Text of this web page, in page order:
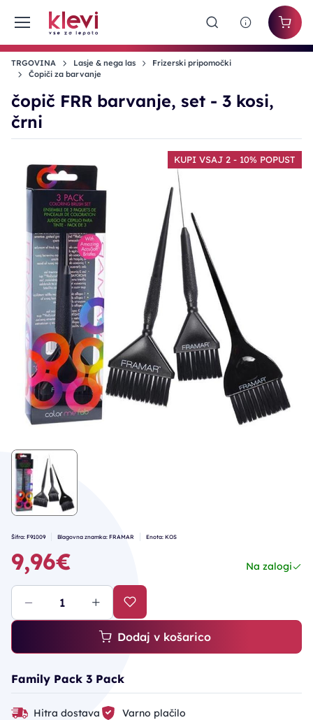
TRGOVINA Lasje & nega las
Frizerski pripomočki
Čopiči za barvanje
čopič FRR barvanje, set - 3 kosi,
črni
KUPI VSAJ 2 - 10% POPUST
Šifra: F91009 Blagovna znamka: FRAMAR Enota: KOS
9,96€ Na zalogi
Dodaj v košarico
Family Pack 3 Pack
Hitra dostava
Varno plačilo